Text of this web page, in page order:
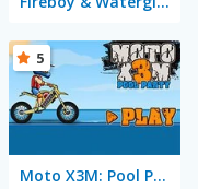
Moto X3M: Pool Party
5